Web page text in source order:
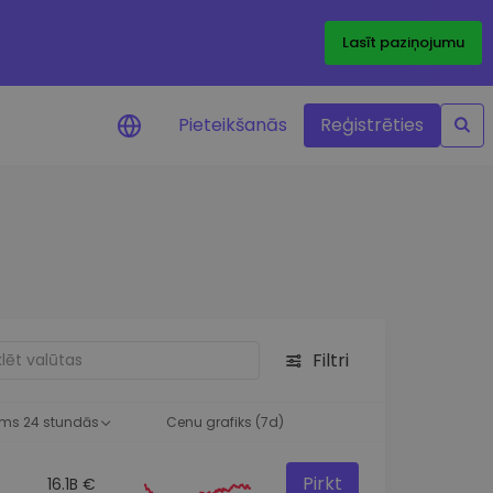
Lasīt paziņojumu
Pieteikšanās Reģistrēties
Filtri
24 stundās Cenu grafiks (7d)
16.1B € Pirkt